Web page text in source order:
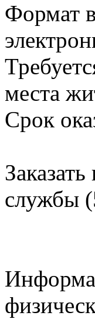
Формат
места
Срок
службы